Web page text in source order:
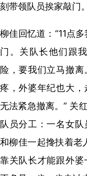
刻带领队员挨家敲门。
柳佳回忆道：“11点
门。关队长他们跟
险，要我们立马撤
疼，外婆年纪也大
无法紧急撤离。” 关
队员分工：一名女
和柳佳一起搀扶着老
靠关队长才能跟外